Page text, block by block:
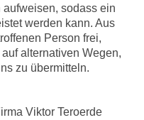
sodass ein
werden kann. Aus
Person frei,
alternativen Wegen,
zu übermitteln.
Viktor Teroerde